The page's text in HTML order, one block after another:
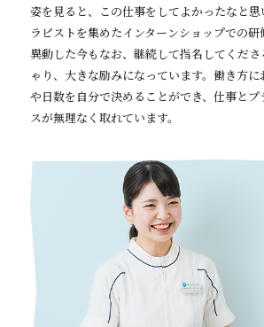
姿を見ると、この仕事をしてよかったなと
ラピストを集めたインターンショップでの
異動した今もなお、継続して指名してくだ
ゃり、大きな励みになっています。働き方
や日数を自分で決めることができ、仕事と
スが無理なく取れています。